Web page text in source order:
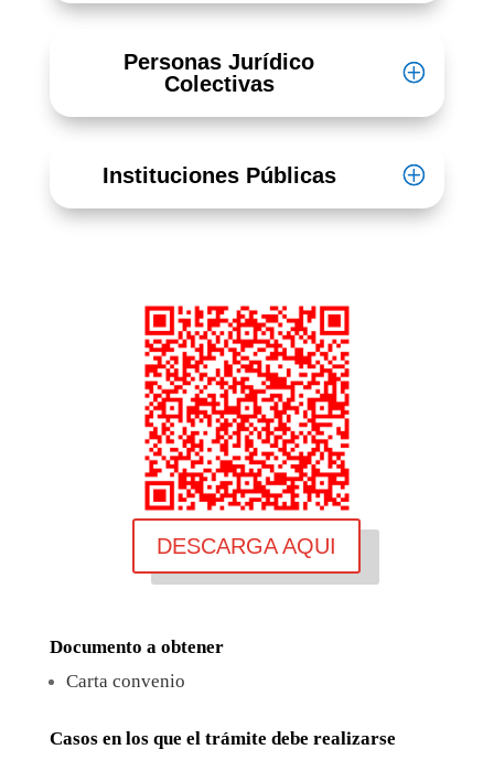
Personas Jurídico
Colectivas
Instituciones Públicas
DESCARGA AQUI
Documento a obtener
Carta convenio
Casos en los que el trámite debe realizarse